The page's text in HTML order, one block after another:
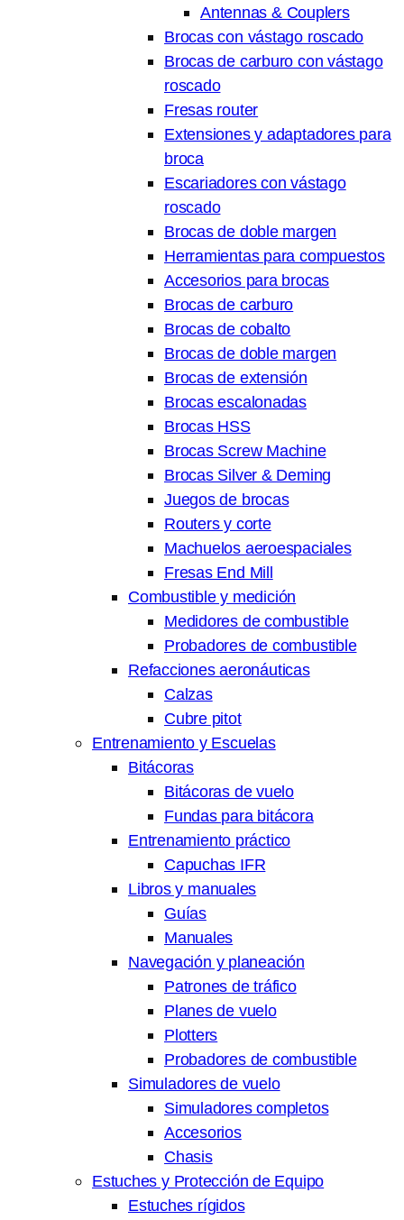
Antennas & Couplers
Brocas con vástago roscado
Brocas de carburo con vástago
roscado
Fresas router
Extensiones y adaptadores para
broca
Escariadores con vástago
roscado
Brocas de doble margen
Herramientas para compuestos
Accesorios para brocas
Brocas de carburo
Brocas de cobalto
Brocas de doble margen
Brocas de extensión
Brocas escalonadas
Brocas HSS
Brocas Screw Machine
Brocas Silver & Deming
Juegos de brocas
Routers y corte
Machuelos aeroespaciales
Fresas End Mill
Combustible y medición
Medidores de combustible
Probadores de combustible
Refacciones aeronáuticas
Calzas
Cubre pitot
Entrenamiento y Escuelas
Bitácoras
Bitácoras de vuelo
Fundas para bitácora
Entrenamiento práctico
Capuchas IFR
Libros y manuales
Guías
Manuales
Navegación y planeación
Patrones de tráfico
Planes de vuelo
Plotters
Probadores de combustible
Simuladores de vuelo
Simuladores completos
Accesorios
Chasis
Estuches y Protección de Equipo
Estuches rígidos